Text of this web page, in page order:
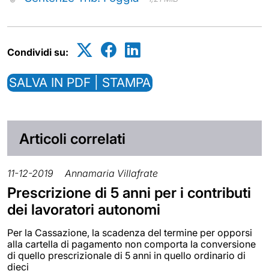
Condividi su:
SALVA IN PDF | STAMPA
Articoli correlati
11-12-2019 Annamaria Villafrate
Prescrizione di 5 anni per i contributi
dei lavoratori autonomi
Per la Cassazione, la scadenza del termine per opporsi
alla cartella di pagamento non comporta la conversione
di quello prescrizionale di 5 anni in quello ordinario di
dieci